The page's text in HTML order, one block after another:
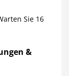
Sie 16
&